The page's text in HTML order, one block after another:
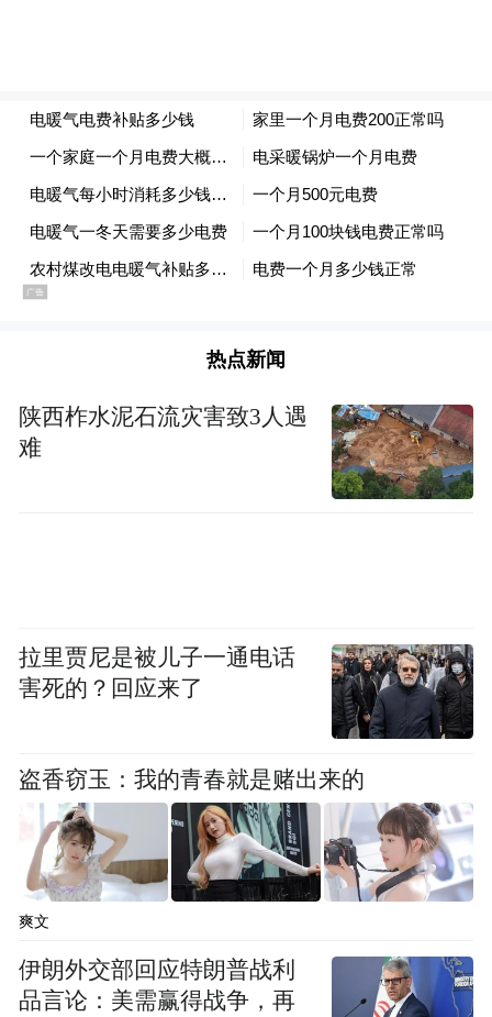
两者究竟有何不同？
王新宇认为，将安第斯病毒与新冠病毒比
较，主要是为了帮助公众理解“人传人”的差
异，但并不意味着两者具有相似的大流行风
险。两者虽然都属于RNA病毒，但在传播方
式、传播效率、致病特点和防控策略上有本
“首先，新冠病毒主要通过呼吸道传播，传播
效率高，感染者在日常社交接触中就可能造
传播；而安第斯病毒的人际传播通常发生在
家庭、亲密伴侣、照护和医护暴露等密切接
触场景中，传播条件更苛刻，传播效率远低
于新冠病毒。”上述专家表示。
从病毒进化角度看，王新宇表示，目前没有
证据显示安第斯病毒已获得类似新冠病毒那
样的高效人际传播能力。世界卫生组织也提
到，本次疫情相关病毒序列之间高度相近，
提示可能来自一次或少数几次密切相关的溢
热点新闻
陕西柞水泥石流灾害致3人遇
难
拉里贾尼是被儿子一通电话
害死的？回应来了
盗香窃玉：我的青春就是赌出来的
爽文
伊朗外交部回应特朗普战利
品言论：美需赢得战争，再